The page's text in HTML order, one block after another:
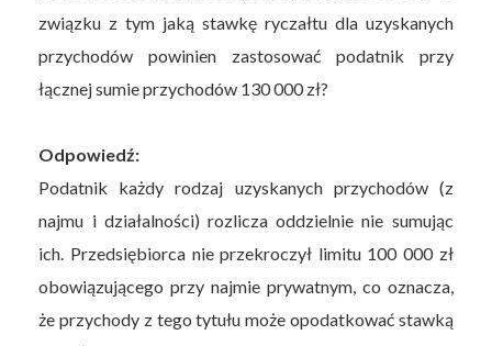
związku z tym jaką stawkę ryczałtu dla uzyskanych
przychodów powinien zastosować podatnik przy
łącznej sumie przychodów 130 000 zł?
Odpowiedź:
Podatnik każdy rodzaj uzyskanych przychodów (z
najmu i działalności) rozlicza oddzielnie nie sumując
ich. Przedsiębiorca nie przekroczył limitu 100 000 zł
obowiązującego przy najmie prywatnym, co oznacza,
że przychody z tego tytułu może opodatkować stawką